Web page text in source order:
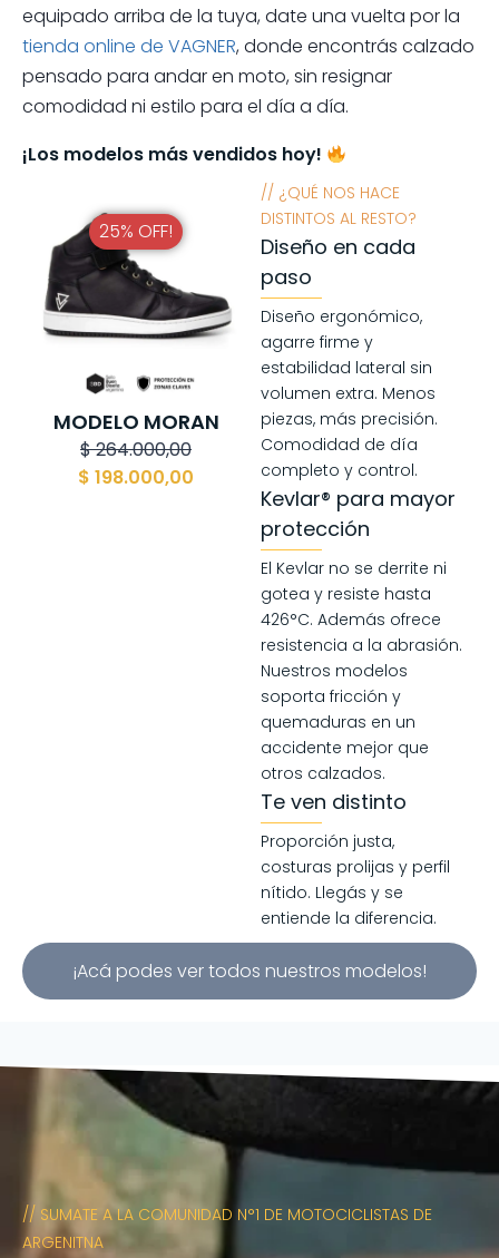
equipado arriba de la tuya, date una vuelta por la
tienda online de VAGNER, donde encontrás calzado
pensado para andar en moto, sin resignar
comodidad ni estilo para el día a día.
¡Los modelos más vendidos hoy!
25% OFF!
MODELO MORAN
$264.000,00
$ 198.000,00
// ¿QUÉ NOS HACE
DISTINTOS AL RESTO?
Diseño en cada
paso
Diseño ergonómico,
agarre firme y
estabilidad lateral sin
volumen extra. Menos
piezas, más precisión.
Comodidad de día
completo y control.
Kevlar® para mayor
protección
El Kevlar no se derrite ni
gotea y resiste hasta
426°C. Además ofrece
resistencia a la abrasión.
Nuestros modelos
soporta fricción y
quemaduras en un
accidente mejor que
otros calzados.
Te ven distinto
Proporción justa,
costuras prolijas y perfil
nítido. Llegás y se
entiende la diferencia.
¡Acá podes ver todos nuestros modelos!
// SUMATE A LA COMUNIDAD N°1 DE MOTOCICLISTAS DE
ARGENITNA